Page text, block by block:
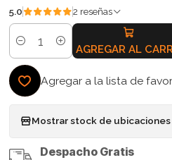
5.0 2 reseñas
Cantidad AGREGAR AL
Agregar a la lista de
Mostrar stock de ubicaciones
Despacho Gratis